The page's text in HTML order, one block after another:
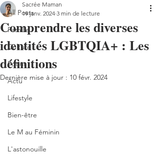
All Posts
Famille
Culture
Potins
Actu
Lifestyle
Bien-être
Le M au Féminin
L'astonouille
Comprendre les diverses
identités LGBTQIA+ : Les
définitions
Sacrée Maman
19 janv. 2024 3 min de lecture
Dernière mise à jour : 10 févr. 2024